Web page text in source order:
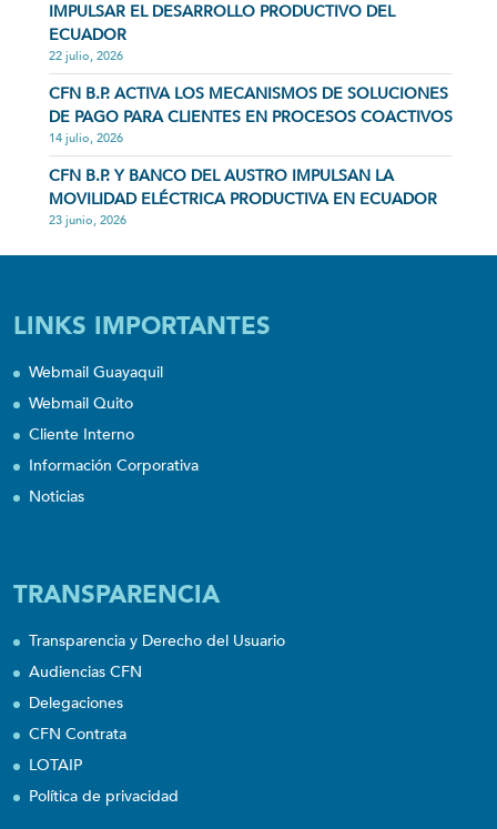
IMPULSAR EL DESARROLLO PRODUCTIVO DEL
ECUADOR
22 julio, 2026
CFN B.P. ACTIVA LOS MECANISMOS DE SOLUCIONES
DE PAGO PARA CLIENTES EN PROCESOS COACTIVOS
14 julio, 2026
CFN B.P. Y BANCO DEL AUSTRO IMPULSAN LA
MOVILIDAD ELÉCTRICA PRODUCTIVA EN ECUADOR
23 junio, 2026
LINKS IMPORTANTES
Webmail Guayaquil
Webmail Quito
Cliente Interno
Información Corporativa
Noticias
TRANSPARENCIA
Transparencia y Derecho del Usuario
Audiencias CFN
Delegaciones
CFN Contrata
LOTAIP
Política de privacidad